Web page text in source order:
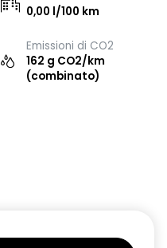
0,00 l/100 km
Emissioni di CO2
162 g CO2/km
(combinato)